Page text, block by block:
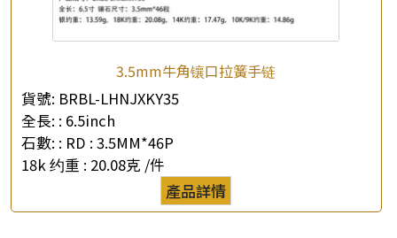
產品查詢
*你的名字
公司名稱
3.5mm牛角镶口拉簧手链
貨號: BRBL-LHNJXKY35
全長: : 6.5inch
石數: : RD : 3.5MM*46P
18k 约重 : 20.08克 /件
產品詳情